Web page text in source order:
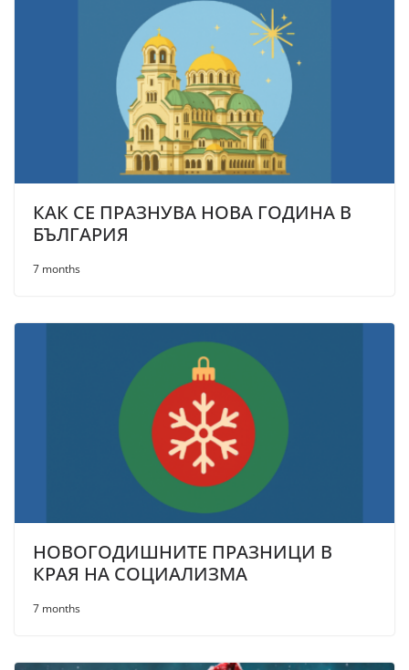
КАК СЕ ПРАЗНУВА НОВА ГОДИНА В
БЪЛГАРИЯ
7 months
НОВОГОДИШНИТЕ ПРАЗНИЦИ В
КРАЯ НА СОЦИАЛИЗМА
7 months